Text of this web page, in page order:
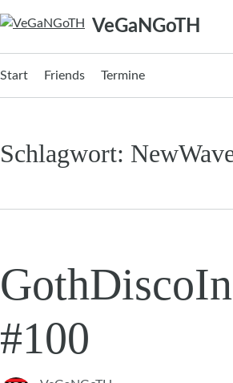
Inhalt
VeGaNGoTH
Start Friends Termine
Schlagwort:
#100